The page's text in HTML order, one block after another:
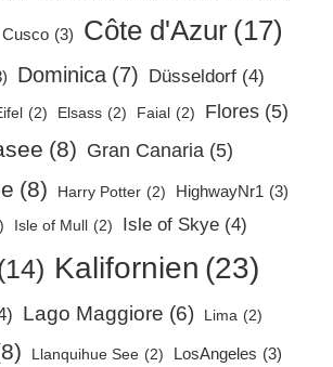
Cusco (3) Côte d'Azur (17)
Dominica (7) Düsseldorf (4)
(2) Elsass (2) Faial (2) Flores (5)
(8) Gran Canaria (5)
(8) Harry Potter (2) HighwayNr1 (3)
Isle of Mull (2) Isle of Skye (4)
Kalifornien (23)
Lago Maggiore (6) Lima (2)
Llanquihue See (2) LosAngeles (3)